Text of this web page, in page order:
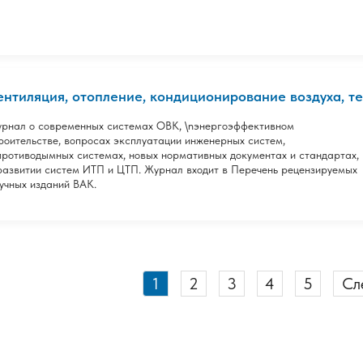
отопление, кондиционирование воздуха,
о современных системах ОВК, \nэнергоэффективном
вопросах эксплуатации инженерных систем,
системах, новых нормативных документах и стандартах,
систем ИТП и ЦТП. Журнал входит в Перечень рецензируемых
изданий ВАК.
1 2 3 4 5